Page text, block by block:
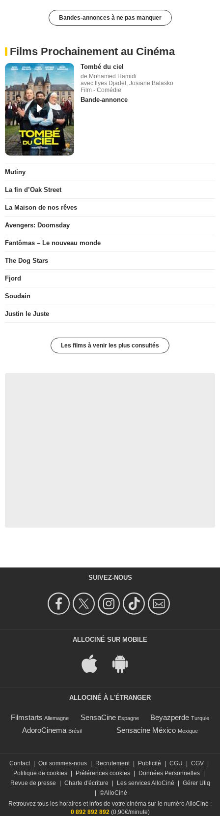
Bandes-annonces à ne pas manquer
Films Prochainement au Cinéma
Tombé du ciel
de Mohamed Hamidi
avec Ilyes Djadel, Josiane Balasko
Film - Comédie
Bande-annonce
Mutiny
La fin d’Oak Street
La Maison de nos rêves
Avengers: Doomsday
Fantômas – Le nouveau monde
The Dog Stars
Fjord
Soudain
Justin le Juste
Les films à venir les plus consultés
SUIVEZ-NOUS
ALLOCINÉ SUR MOBILE
ALLOCINÉ À L'ÉTRANGER
Filmstarts Allemagne SensaCine Espagne Beyazperde Turquie
AdoroCinema Brésil Sensacine México Mexique
Contact | Qui sommes-nous | Recrutement | Publicité | CGU | CGV |
Politique de cookies | Préférences cookies | Données Personnelles |
Revue de presse
| Charte d'écriture | Les services AlloCiné | Gérer Utiq
| ©AlloCiné
Retrouvez tous les horaires et infos de votre cinéma sur le numéro AlloCiné :
0 892 892 892(0,90€/minute)